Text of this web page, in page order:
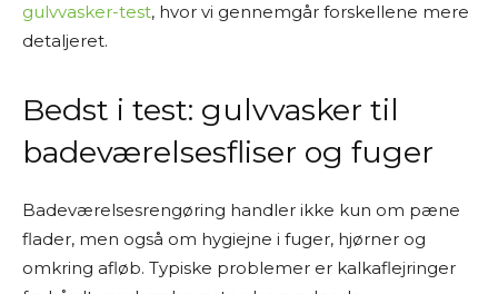
gulvvasker-test, hvor vi gennemgår forskellene mere
detaljeret.
Bedst i test: gulvvasker til
badeværelsesfliser og fuger
Badeværelsesrengøring handler ikke kun om pæne
flader, men også om hygiejne i fuger, hjørner og
omkring afløb. Typiske problemer er kalkaflejringer